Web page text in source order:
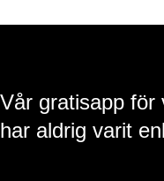
Vår gratisapp för
har aldrig varit